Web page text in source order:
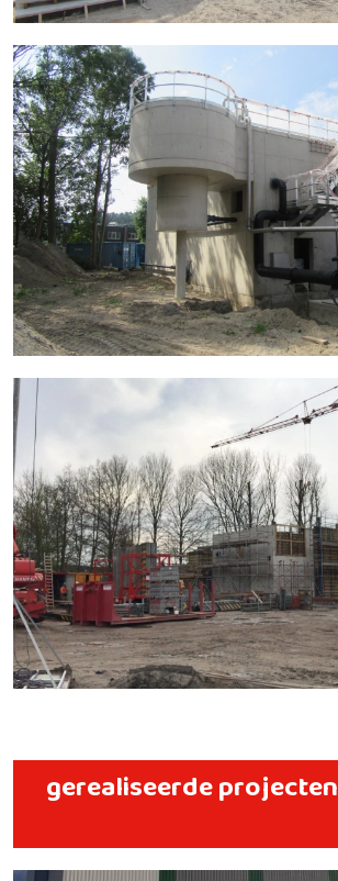
gerealiseerde projecten